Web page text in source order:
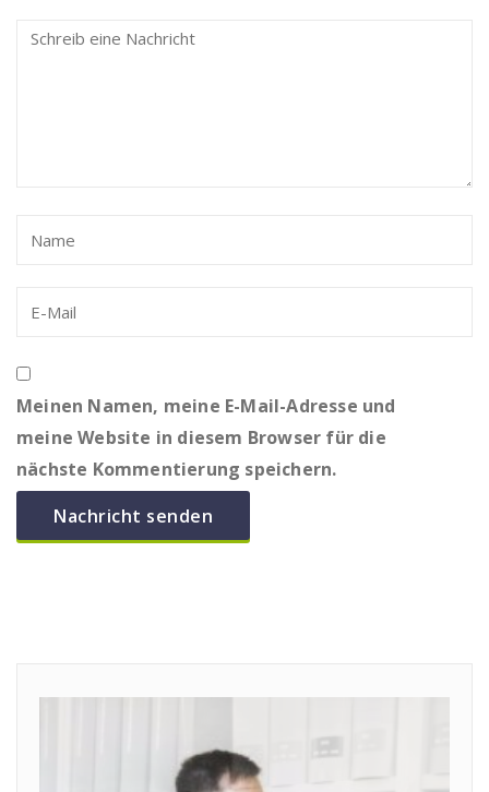
Meinen Namen, meine E-Mail-Adresse und
meine Website in diesem Browser für die
nächste Kommentierung speichern.